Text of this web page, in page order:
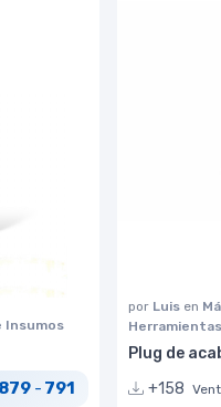
Insumos
879 - 791
por Luis en
Herramientas
Plug de
+158